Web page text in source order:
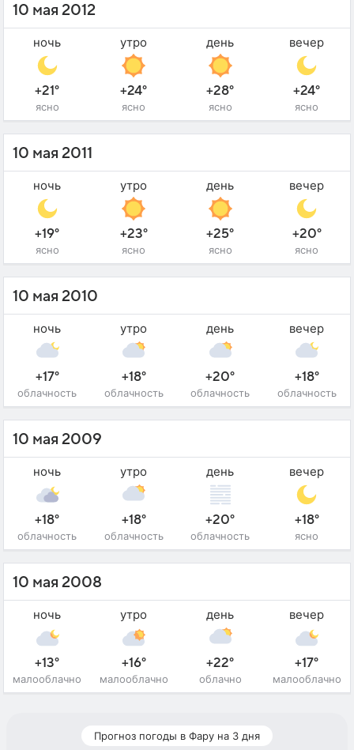
10 мая 2012
ночь
+21°
ясно
утро
+24°
ясно
день
+28°
ясно
вечер
+24°
ясно
10 мая 2011
ночь
+19°
ясно
утро
+23°
ясно
день
+25°
ясно
вечер
+20°
ясно
10 мая 2010
ночь
+17°
облачность
утро
+18°
облачность
день
+20°
облачность
вечер
+18°
облачность
10 мая 2009
ночь
+18°
облачность
утро
+18°
облачность
день
+20°
облачность
вечер
+18°
ясно
10 мая 2008
ночь
+13°
малооблачно
утро
+16°
малооблачно
день
+22°
облачно
вечер
+17°
малооблачно
Прогноз погоды в Фару на 3 дня